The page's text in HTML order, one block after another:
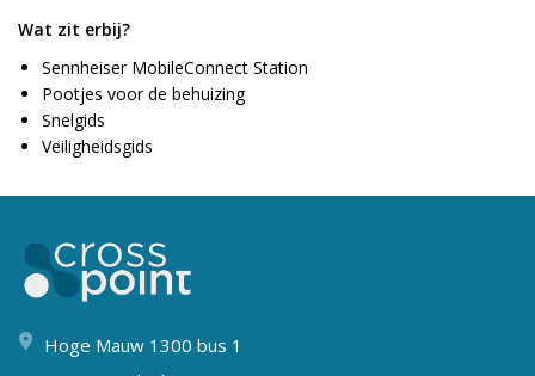
Wat zit erbij?
Sennheiser MobileConnect Station
Pootjes voor de behuizing
Snelgids
Veiligheidsgids
Hoge Mauw 1300 bus 1